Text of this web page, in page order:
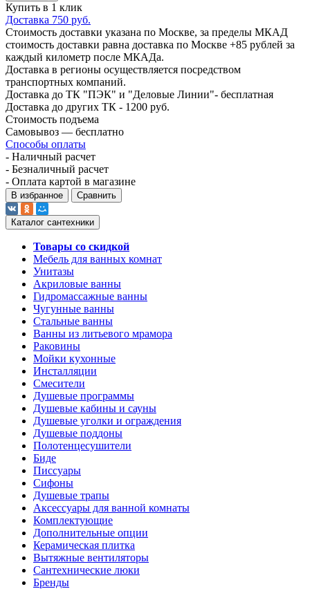
Купить в 1 клик
Доставка 750 руб.
Стоимость доставки указана по Москве, за пределы МКАД
стоимость доставки равна доставка по Москве +85 рублей за
каждый километр после МКАДа.
Доставка в регионы осуществляется посредством
транспортных компаний.
Доставка до ТК "ПЭК" и "Деловые Линии"- бесплатная
Доставка до других ТК - 1200 руб.
Стоимость подъема
Самовывоз — бесплатно
Способы оплаты
- Наличный расчет
- Безналичный расчет
- Оплата картой в магазине
В избранное Сравнить
Каталог сантехники
Товары со скидкой
Мебель для ванных комнат
Унитазы
Акриловые ванны
Гидромассажные ванны
Чугунные ванны
Стальные ванны
Ванны из литьевого мрамора
Раковины
Мойки кухонные
Инсталляции
Смесители
Душевые программы
Душевые кабины и сауны
Душевые уголки и ограждения
Душевые поддоны
Полотенцесушители
Биде
Писсуары
Сифоны
Душевые трапы
Аксессуары для ванной комнаты
Комплектующие
Дополнительные опции
Керамическая плитка
Вытяжные вентиляторы
Сантехнические люки
Бренды